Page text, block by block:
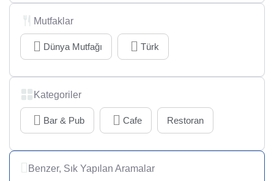
Mutfaklar
Dünya Mutfağı Türk
Kategoriler
Bar & Pub Cafe Restoran
Benzer, Sık Yapılan Aramalar